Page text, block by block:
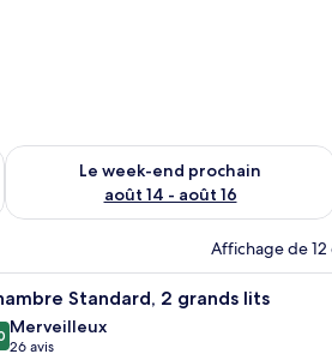
août 7 - août 9
Le week-end prochain
août 14 - août 16
Vérifier la disponibilité pour le week-
Affichage de 12
de chevet, un bureau et une chaise.
Une chambre
3 Standard, 2 grands lits
sur 10
Merveilleux
26 avis
(26 avis)